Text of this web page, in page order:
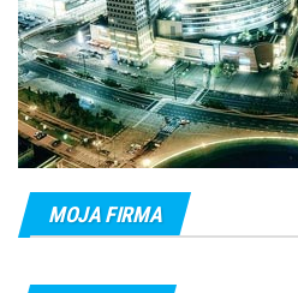
MOJA FIRMA